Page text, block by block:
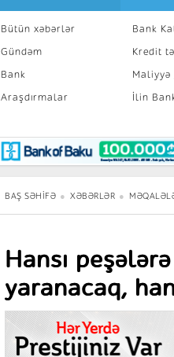
Bütün xəbərlər
Gündəm
Bank
Araşdırmalar
Maraqlı
BancoTV
Müsahibə
Bank
Kredit
İlin
BAŞ SƏHIFƏ XƏBƏRLƏR
Hansı
yaranacaq,